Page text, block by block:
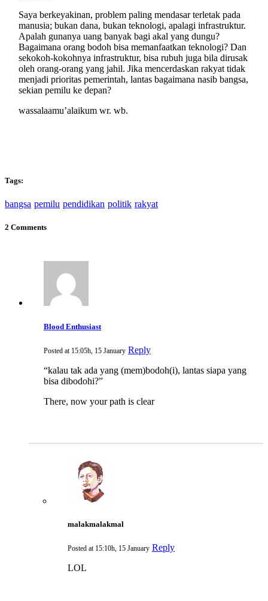
Saya berkeyakinan, problem paling mendasar terletak pada
manusia; bukan dana, bukan teknologi, apalagi infrastruktur.
Apalah gunanya uang banyak bagi akal yang dungu?
Bagaimana orang bodoh bisa memanfaatkan teknologi? Dan
sekokoh-kokohnya infrastruktur, bisa rubuh juga bila dirusak
oleh orang-orang yang jahil. Jika mencerdaskan rakyat tidak
menjadi prioritas pemerintah, lantas bagaimana nasib bangsa,
sekian pemilu ke depan?
wassalaamu’alaikum wr. wb.
Tags:
bangsa pemilu pendidikan politik rakyat
2 Comments
Blood Enthusiast
Posted at 15:05h, 15 January Reply
“kalau tak ada yang (mem)bodoh(i), lantas siapa yang
bisa dibodohi?”
There, now your path is clear
malakmalakmal
Posted at 15:10h, 15 January Reply
LOL